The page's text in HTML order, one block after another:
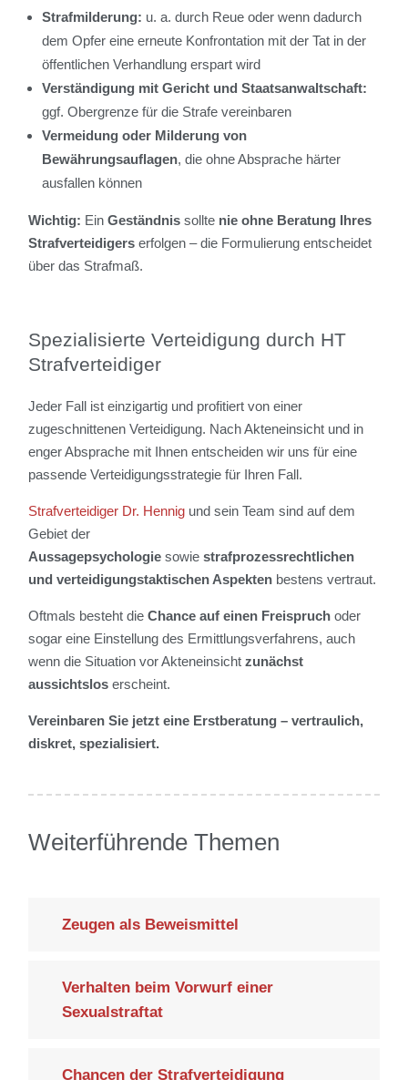
Strafmilderung: u. a. durch Reue oder wenn dadurch
dem Opfer eine erneute Konfrontation mit der Tat in der
öffentlichen Verhandlung erspart wird
Verständigung mit Gericht und Staatsanwaltschaft:
ggf. Obergrenze für die Strafe vereinbaren
Vermeidung oder Milderung von
Bewährungsauflagen, die ohne Absprache härter
ausfallen können
Wichtig: EinGeständnis sollte nie ohne Beratung Ihres
Strafverteidigers erfolgen – die Formulierung entscheidet
über das Strafmaß.
Spezialisierte Verteidigung durch HT
Strafverteidiger
Jeder Fall ist einzigartig und profitiert von einer
zugeschnittenen Verteidigung. Nach Akteneinsicht und in
enger Absprache mit Ihnen entscheiden wir uns für eine
passende Verteidigungsstrategie für Ihren Fall.
Strafverteidiger Dr. Hennig und sein Team sind auf dem
Gebiet der
Aussagepsychologie sowiestrafprozessrechtlichen
und verteidigungstaktischen Aspekten bestens vertraut.
Oftmals besteht dieChance auf einen Freispruch oder
sogar eine Einstellung des Ermittlungsverfahrens, auch
wenn die Situation vor Akteneinsichtzunächst
aussichtslos erscheint.
Vereinbaren Sie jetzt eine Erstberatung – vertraulich,
diskret, spezialisiert.
Weiterführende Themen
Zeugen als Beweismittel
Verhalten beim Vorwurf einer
Sexualstraftat
Chancen der Strafverteidigung